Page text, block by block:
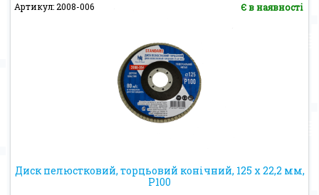
Артикул: 2008-006 Є в наявності
Диск пелюстковий, торцьовий конічний, 125 х 22,2 мм,
Р100